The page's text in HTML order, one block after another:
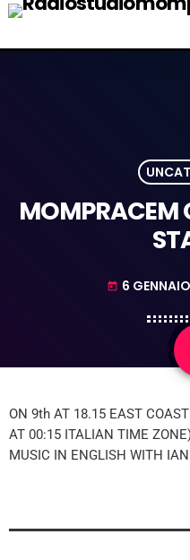
MOMPRACEM
today 6
ON 9th AT 18.15 EAST
AT 00:15 ITALIAN TIME
MUSIC IN ENGLISH WITH